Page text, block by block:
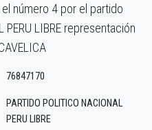
número 4 por el partido
PERU LIBRE representación
76847170
PARTIDO POLITICO NACIONAL
PERU LIBRE